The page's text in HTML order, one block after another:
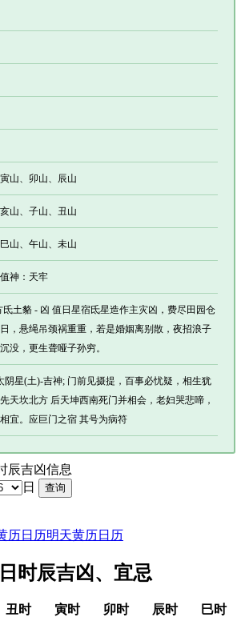
山、卯山、辰山
山、子山、丑山
山、午山、未山
值神：天牢
氐土貉 - 凶 值日星宿氐星造作主灾凶，费尽田园仓
，悬绳吊颈祸重重，若是婚姻离别散，夜招浪子
没，更生聋哑子孙穷。
阴星(土)-吉神; 门前见摄提，百事必忧疑，相生犹
天坎北方 后天坤西南死门并相会，老妇哭悲啼，
宜。应巨门之宿 其号为病符
辰吉凶信息
日
历日历明天黄历日历
时辰吉凶、宜忌
丑时 寅时 卯时 辰时
巳时